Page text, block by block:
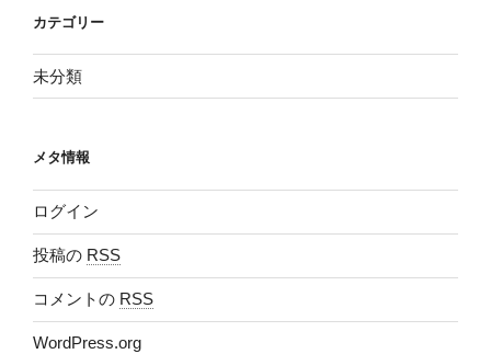
カテゴリー
未分類
メタ情報
ログイン
投稿の RSS
コメントの RSS
WordPress.org